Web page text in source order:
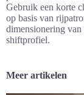
Gebruik een korte
op basis van
dimensionering van
shiftprofiel.
Meer artikelen